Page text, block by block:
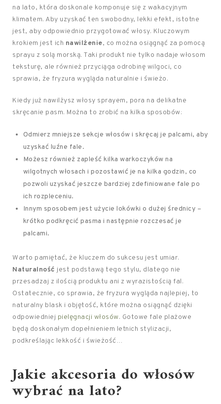
na lato, która doskonale komponuje się z wakacyjnym
klimatem. Aby uzyskać ten swobodny, lekki efekt, istotne
jest, aby odpowiednio przygotować włosy. Kluczowym
krokiem jest ich nawilżenie, co można osiągnąć za pomocą
sprayu z solą morską. Taki produkt nie tylko nadaje włosom
teksturę, ale również przyciąga odrobinę wilgoci, co
sprawia, że fryzura wygląda naturalnie i świeżo.
Kiedy już nawilżysz włosy sprayem, pora na delikatne
skręcanie pasm. Można to zrobić na kilka sposobów:
Odmierz mniejsze sekcje włosów i skręcaj je palcami, aby
uzyskać luźne fale.
Możesz również zapleść kilka warkoczyków na
wilgotnych włosach i pozostawić je na kilka godzin, co
pozwoli uzyskać jeszcze bardziej zdefiniowane fale po
ich rozpleceniu.
Innym sposobem jest użycie lokówki o dużej średnicy –
krótko podkręcić pasma i następnie rozczesać je
palcami.
Warto pamiętać, że kluczem do sukcesu jest umiar.
Naturalność jest podstawą tego stylu, dlatego nie
przesadzaj z ilością produktu ani z wyrazistością fal.
Ostatecznie, co sprawia, że fryzura wygląda najlepiej, to
naturalny blask i objętość, które można osiągnąć dzięki
odpowiedniej pielęgnacji włosów. Gotowe fale plażowe
będą doskonałym dopełnieniem letnich stylizacji,
podkreślając lekkość i świeżość…
Jakie akcesoria do włosów
wybrać na lato?